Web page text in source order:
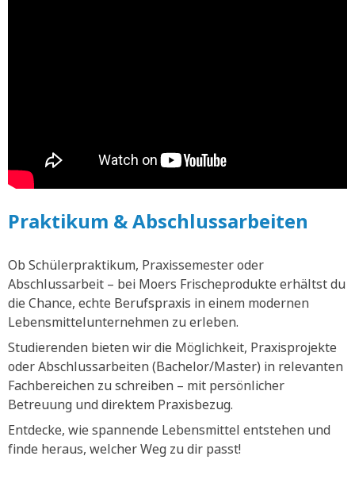
Praktikum & Abschlussarbeiten
Ob Schülerpraktikum, Praxissemester oder
Abschlussarbeit – bei Moers Frischeprodukte erhältst du
die Chance, echte Berufspraxis in einem modernen
Lebensmittelunternehmen zu erleben.
Studierenden bieten wir die Möglichkeit, Praxisprojekte
oder Abschlussarbeiten (Bachelor/Master) in relevanten
Fachbereichen zu schreiben – mit persönlicher
Betreuung und direktem Praxisbezug.
Entdecke, wie spannende Lebensmittel entstehen und
finde heraus, welcher Weg zu dir passt!